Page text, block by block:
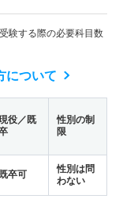
験する際の必要科目数
について
役／既
性別の制
限
既卒可
性別は問
わない